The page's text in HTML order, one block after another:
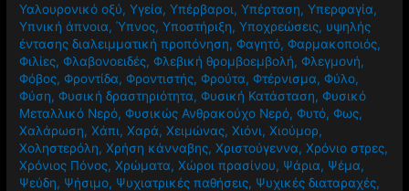
Υαλουρονικό οξύ,Υγεία,Υπέρβαροι,Υπέρταση,Υπερφαγία,
Υπνική άπνοια,Ύπνος,Υποστήριξη,Υποχρεώσεις, υψηλής
έντασης διαλειμματική προπόνηση,Φαγητό,Φαρμακοποιός,
Φιλίες,Φλαβονοειδές,Φλεβική θρομβοεμβολή,Φλεγμονή,
Φόβος,Φροντίδα,Φροντιστής,Φρούτα,Φτέρνισμα,Φύλο,
Φύση,Φυσική δραστηριότητα,Φυσική Κατάσταση,Φυσικό
Μεταλλικό Νερό,Φυσικώς Ανθρακούχο Νερό,Φυτό,Φως,
Χαλάρωση,Χάπι,Χαρά,Χειμώνας,Χιόνι,Χιούμορ,
Χοληστερόλη,Χρήση κάνναβης,Χριστούγεννα,Χρόνιο στρες,
Χρόνιος Πόνος,Χρώματα,Χώροι πρασίνου, Ψάρια, Ψέμα,
Ψεύδη, Ψήσιμο, Ψυχιατρικές παθήσεις, Ψυχικές διαταραχές,